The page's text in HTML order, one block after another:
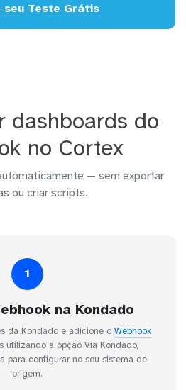
seu Teste Grátis
dashboards do
no Cortex
— sem exportar
ou criar scripts.
1
na Kondado
da Kondado e adicione o Webhook
utilizando a opção Via Kondado,
para configurar no seu sistema de
origem.